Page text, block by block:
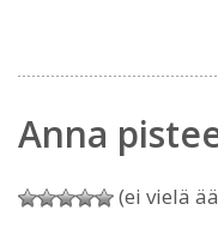
Anna
(ei vielä